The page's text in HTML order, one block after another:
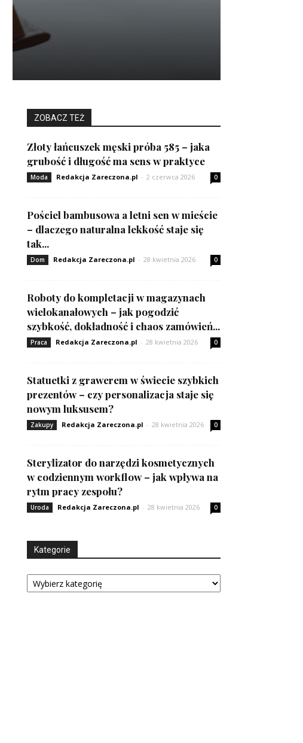
ZOBACZ TEŻ
Złoty łańcuszek męski próba 585 – jaka
grubość i długość ma sens w praktyce
Moda Redakcja Zareczona.pl - 2 czerwca 2026 0
Pościel bambusowa a letni sen w mieście
– dlaczego naturalna lekkość staje się
tak...
Dom Redakcja Zareczona.pl - 28 kwietnia 2026 0
Roboty do kompletacji w magazynach
wielokanałowych – jak pogodzić
szybkość, dokładność i chaos zamówień...
Praca Redakcja Zareczona.pl - 28 kwietnia 2026 0
Statuetki z grawerem w świecie szybkich
prezentów – czy personalizacja staje się
nowym luksusem?
Zakupy Redakcja Zareczona.pl - 28 kwietnia 2026 0
Sterylizator do narzędzi kosmetycznych
w codziennym workflow – jak wpływa na
rytm pracy zespołu?
Uroda Redakcja Zareczona.pl - 28 kwietnia 2026 0
Kategorie
Kategorie